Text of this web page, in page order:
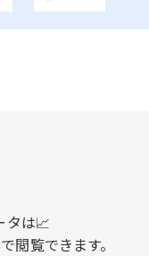
タは📈
で閲覧できます。